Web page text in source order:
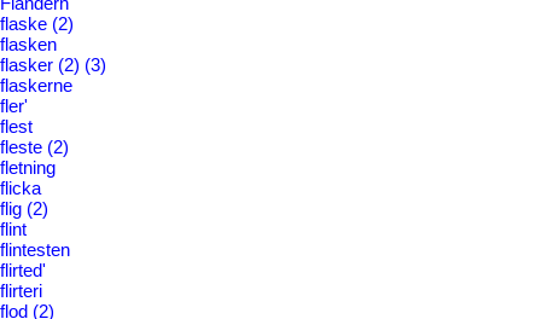
flaske (2)
flasken
flasker (2) (3)
flaskerne
fler'
flest
fleste (2)
fletning
flicka
flig (2)
flint
flintesten
flirted'
flirteri
flod (2)